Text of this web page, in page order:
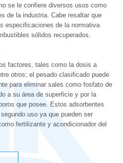
se le confiere diversos usos como
de la industria. Cabe resaltar que
especificaciones de la normativa
sólidos recuperados.
factores, tales como la dosis a
otros; el pesado clasificado puede
para eliminar sales como fosfato de
a su área de superficie y por la
que posee. Estos adsorbentes
uso ya que pueden ser
fertilizante y acondicionador del